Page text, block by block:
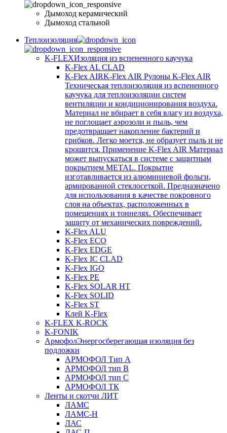
Дымоход керамический
Дымоход стальной
Теплоизоляция
K-FLEXИзоляция из вспененного каучука
K-Flex AL CLAD
K-Flex AIRK-Flex AIR Рулоны K-Flex AIR
Техническая теплоизоляция из вспененного
каучука для теплоизоляции систем
вентиляции и кондиционирования воздуха.
Материал не вбирает в себя влагу из воздуха,
не поглощает аэрозоли и пыль, чем
предотвращает накопление бактерий и
грибков. Легко моется, не образует пыль и не
крошится. Применение K-Flex AIR Материал
может выпускаться в системе c защитным
покрытием METAL. Покрытие
изготавливается из алюминиевой фольги,
армированной стеклосеткой. Предназначено
для использования в качестве покровного
слоя на объектах, расположенных в
помещениях и тоннелях. Обеспечивает
защиту от механических повреждений.
K-Flex ALU
K-Flex ECO
K-Flex EDGE
K-Flex IC CLAD
K-Flex IGO
K-Flex PE
K-Flex SOLAR HT
K-Flex SOLID
K-Flex ST
Клей K-Flex
K-FLEX K-ROCK
K-FONIK
АрмофолЭнергосберегающая изоляция без
подложки
АРМОФОЛ Тип А
АРМОФОЛ тип В
АРМОФОЛ тип C
АРМОФОЛ ТК
Ленты и скотчи ЛИТ
ЛАМС
ЛАМС-Н
ЛАС